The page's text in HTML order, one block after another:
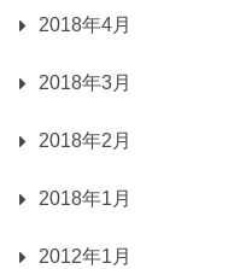
2018年4月
2018年3月
2018年2月
2018年1月
2012年1月